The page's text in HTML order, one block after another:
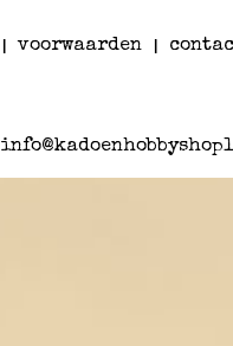
voorwaarden